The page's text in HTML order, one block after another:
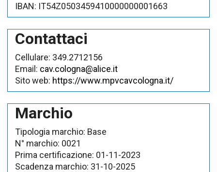
IBAN: IT54Z0503459410000000001663
Contattaci
Cellulare: 349.2712156
Email: cav.cologna@alice.it
Sito web: https://www.mpvcavcologna.it/
Marchio
Tipologia marchio: Base
N° marchio: 0021
Prima certificazione: 01-11-2023
Scadenza marchio: 31-10-2025